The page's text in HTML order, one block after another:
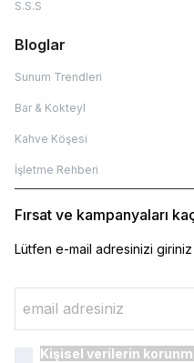
S.S.S
Bloglar
Sunum Trendleri
Bar & Kokteyl
Kahve Köşesi
İşletme Rehberi
Fırsat ve kampanyaları
Lütfen e-mail adresinizi giriniz
Kişisel verilerin